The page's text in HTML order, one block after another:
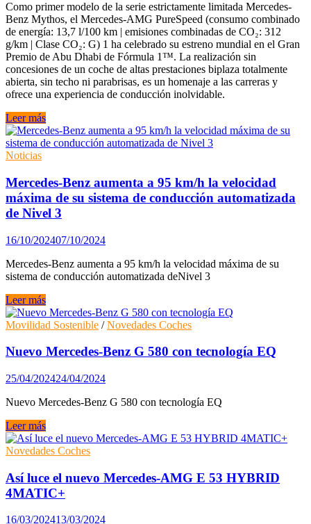
Como primer modelo de la serie estrictamente limitada Mercedes-
Benz Mythos, el Mercedes-AMG PureSpeed ​​(consumo combinado
de energía: 13,7 l/100 km | emisiones combinadas de CO₂: 312
g/km | Clase CO₂: G) 1 ha celebrado su estreno mundial en el Gran
Premio de Abu Dhabi de Fórmula 1™. La realización sin
concesiones de un coche de altas prestaciones biplaza totalmente
abierta, sin techo ni parabrisas, es un homenaje a las carreras y
ofrece una experiencia de conducción inolvidable.
Así
es
el
exclusivo
AMG
PureSpeed
Leer más
Noticias
Mercedes-Benz aumenta a 95 km/h la velocidad
máxima de su sistema de conducción automatizada
de Nivel 3
16/10/202407/10/2024
Mercedes-Benz aumenta a 95 km/h la velocidad máxima de su
sistema de conducción automatizada deNivel 3
Mercedes-
Benz
aumenta
95
la
velocidad
máxima
su
sistema
de
automatizada
de
Nivel
Leer más
Movilidad Sostenible /Novedades Coches
Nuevo Mercedes-Benz G 580 con tecnología EQ
25/04/202424/04/2024
Nuevo Mercedes-Benz G 580 con tecnología EQ
Nuevo
Mercedes-
Benz
580
con
tecnología
Leer más
Novedades Coches
Así luce el nuevo Mercedes-AMG E 53 HYBRID
4MATIC+
16/03/202413/03/2024